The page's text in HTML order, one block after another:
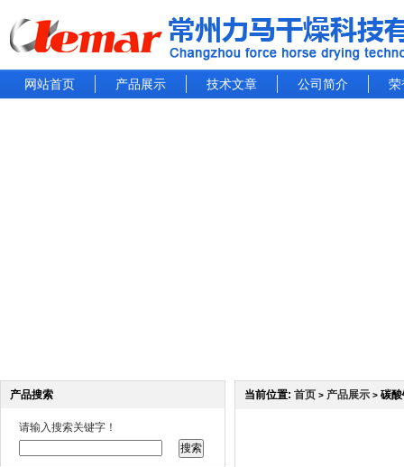
网站首页 产品展示 技术文章 公司简介 荣
产品搜索
请输入搜索关键字！
当前位置: 首页 > 产品展示 > 碳